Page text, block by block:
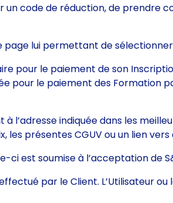
un code de réduction, de prendre
page lui permettant de
pour le paiement de son
pour le paiement des Formation
l’adresse indiquée dans les
les présentes CGUV ou un lien
est soumise à l’acceptation de
par le Client. L’Utilisateur